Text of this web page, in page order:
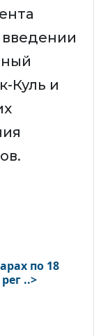
Куль и
по 18
..>